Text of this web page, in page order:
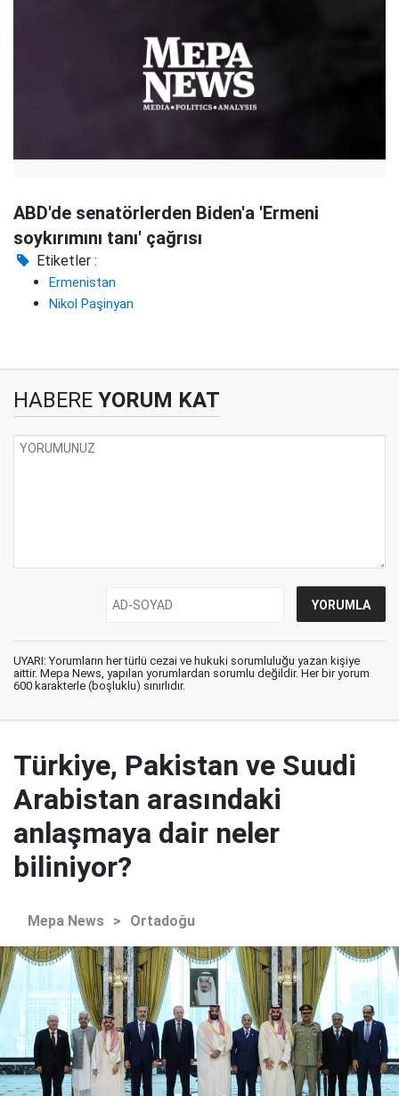
ABD'de senatörlerden Biden'a 'Ermeni
soykırımını tanı' çağrısı
Etiketler :
Ermenistan
Nikol Paşinyan
HABERE YORUM KAT
UYARI: Yorumların her türlü cezai ve hukuki sorumluluğu yazan kişiye
aittir. Mepa News, yapılan yorumlardan sorumlu değildir. Her bir yorum
600 karakterle (boşluklu) sınırlıdır.
Türkiye, Pakistan ve Suudi
Arabistan arasındaki
anlaşmaya dair neler
biliniyor?
Mepa News > Ortadoğu